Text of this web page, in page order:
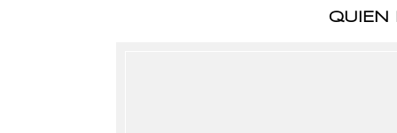
QUIEN